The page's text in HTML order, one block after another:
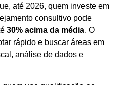
até 2026, quem investe em
consultivo pode
30% acima da média. O
rápido e buscar áreas em
análise de dados e